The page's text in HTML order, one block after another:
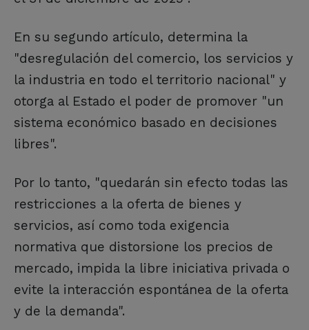
En su segundo artículo, determina la
"desregulación del comercio, los servicios y
la industria en todo el territorio nacional" y
otorga al Estado el poder de promover "un
sistema económico basado en decisiones
libres".
Por lo tanto, "quedarán sin efecto todas las
restricciones a la oferta de bienes y
servicios, así como toda exigencia
normativa que distorsione los precios de
mercado, impida la libre iniciativa privada o
evite la interacción espontánea de la oferta
y de la demanda".